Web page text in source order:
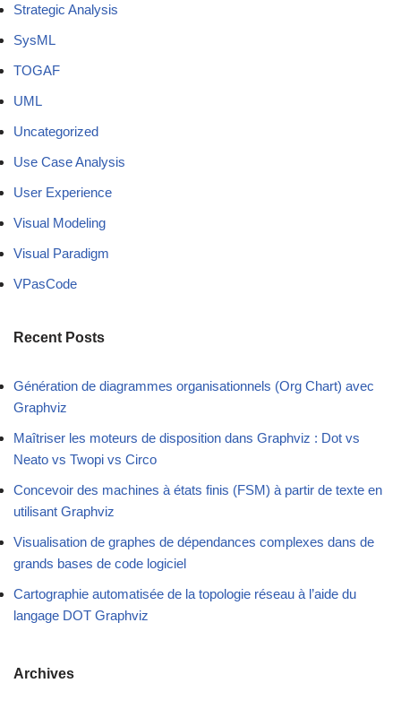
Strategic Analysis
SysML
TOGAF
UML
Uncategorized
Use Case Analysis
User Experience
Visual Modeling
Visual Paradigm
VPasCode
Recent Posts
Génération de diagrammes organisationnels (Org Chart) avec
Graphviz
Maîtriser les moteurs de disposition dans Graphviz : Dot vs
Neato vs Twopi vs Circo
Concevoir des machines à états finis (FSM) à partir de texte en
utilisant Graphviz
Visualisation de graphes de dépendances complexes dans de
grands bases de code logiciel
Cartographie automatisée de la topologie réseau à l’aide du
langage DOT Graphviz
Archives